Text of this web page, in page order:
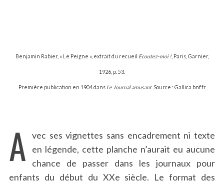
Benjamin Rabier, « Le Peigne », extrait du recueil Ecoutez-moi !, Paris, Garnier,
1926, p. 53.
Première publication en 1904 dans Le Journal amusant. Source : Gallica.bnf.fr
A vec ses vignettes sans encadrement ni texte
en légende, cette planche n’aurait eu aucune
chance de passer dans les journaux pour
enfants du début du XXe siècle. Le format des